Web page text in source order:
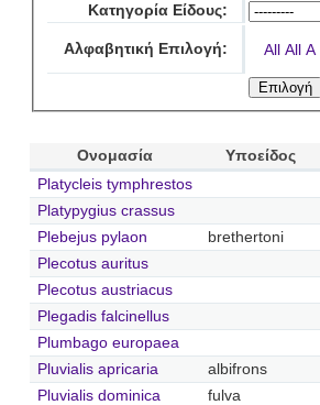
Κατηγορία Είδους:
Αλφαβητική Επιλογή: All All A
Ονομασία Υποείδος
Platycleis tymphrestos
Platypygius crassus
Plebejus pylaon
brethertoni
Plecotus auritus
Plecotus austriacus
Plegadis falcinellus
Plumbago europaea
Pluvialis apricaria
albifrons
Pluvialis dominica
fulva